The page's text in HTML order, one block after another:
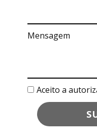
Mensagem
Aceito a